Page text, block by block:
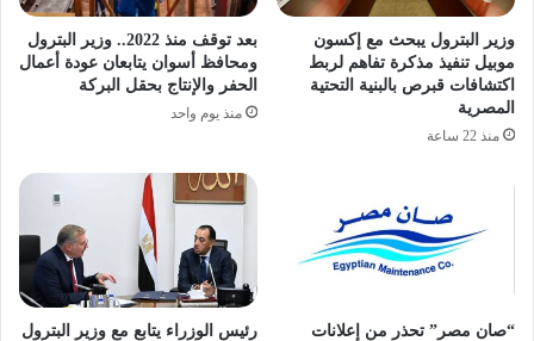
وزير البترول يبحث مع إكسون
موبيل تنفيذ مذكرة تفاهم لربط
اكتشافات قبرص بالبنية التحتية
المصرية
منذ 22 ساعة
بعد توقف منذ 2022.. وزير البترول
ومحافظ أسوان يتابعان عودة أعمال
الحفر والإنتاج بحقل البركة
منذ يوم واحد
“صان مصر” تحذر من إعلانات
رئيس الوزراء يتابع مع وزير البترول